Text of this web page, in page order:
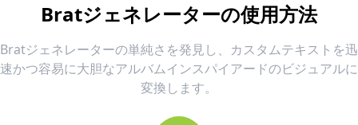
Bratジェネレーターの使用方法
Bratジェネレーターの単純さを発見し、カスタムテキストを迅
速かつ容易に大胆なアルバムインスパイアードのビジュアルに
変換します。